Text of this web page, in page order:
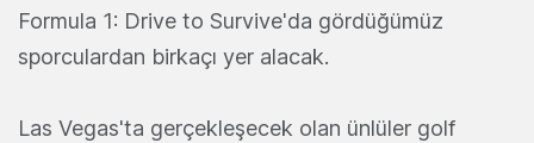
Formula 1: Drive to Survive'da gördüğümüz
sporculardan birkaçı yer alacak.
Las Vegas'ta gerçekleşecek olan ünlüler golf